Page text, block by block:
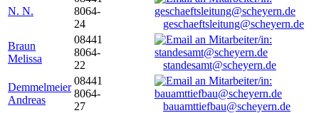
N. N.
8064-
24
geschaeftsleitung@scheyern.de
Braun
Melissa
08441
8064-
22
standesamt@scheyern.de
Demmelmeier
Andreas
08441
8064-
27
bauamttiefbau@scheyern.de